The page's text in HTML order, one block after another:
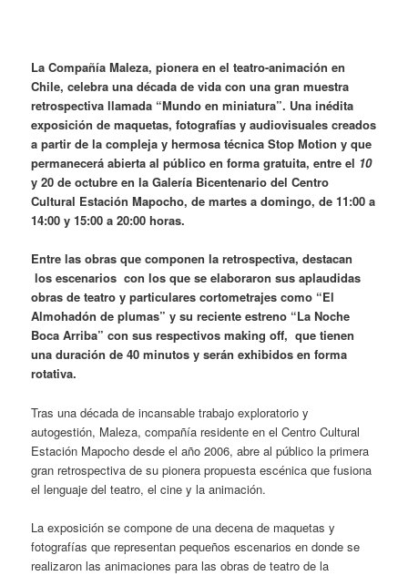
La Compañía Maleza, pionera en el teatro-animación en
Chile, celebra una década de vida con una gran muestra
retrospectivallamada “Mundo en miniatura”. Una inédita
exposición de maquetas, fotografías y audiovisuales creados
a partir de la compleja y hermosa técnica Stop Motion y que
permanecerá abierta al público en forma gratuita, entre el 10
y 20 de octubre en la Galería Bicentenario del Centro
Cultural Estación Mapocho, de martes a domingo, de 11:00 a
14:00 y 15:00 a 20:00 horas.
Entre las obras que componen la retrospectiva, destacan
los escenarios con los que se elaboraron sus aplaudidas
obras de teatro y particulares cortometrajes como “El
Almohadón de plumas” y su reciente estreno “La Noche
Boca Arriba”con sus respectivos making off, que tienen
una duración de 40 minutos y serán exhibidos en forma
rotativa.
Tras una década de incansable trabajo exploratorio y
autogestión, Maleza, compañía residente en el Centro Cultural
Estación Mapocho desde el año 2006, abre al público la primera
gran retrospectiva de su pionera propuesta escénica que fusiona
el lenguaje del teatro, el cine y la animación.
La exposición se compone de una decena de maquetas y
fotografías que representan pequeños escenarios en donde se
realizaron las animaciones para las obras de teatro de la